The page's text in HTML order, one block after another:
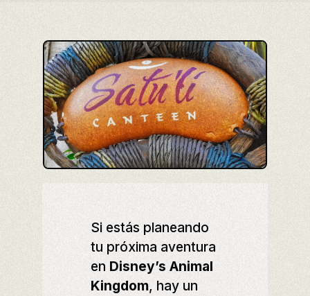
Si estás planeando
tu próxima aventura
en Disney’s Animal
Kingdom, hay un